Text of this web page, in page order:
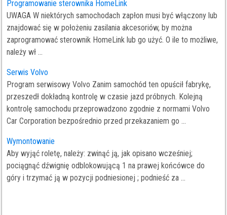
Programowanie sterownika HomeLink
UWAGA W niektórych samochodach zapłon musi być włączony lub
znajdować się w położeniu zasilania akcesoriów, by można
zaprogramować sterownik HomeLink lub go użyć. O ile to możliwe,
należy wł ...
Serwis Volvo
Program serwisowy Volvo Zanim samochód ten opuścił fabrykę,
przeszedł dokładną kontrolę w czasie jazd próbnych. Kolejną
kontrolę samochodu przeprowadzono zgodnie z normami Volvo
Car Corporation bezpośrednio przed przekazaniem go ...
Wymontowanie
Aby wyjąć roletę, należy: zwinąć ją, jak opisano wcześniej;
pociągnąć dźwignię odblokowującą 1 na prawej końcówce do
góry i trzymać ją w pozycji podniesionej ; podnieść za ...